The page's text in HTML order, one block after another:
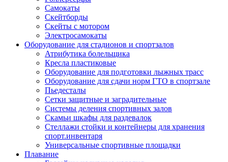
Самокаты
Скейтборды
Скейты с мотором
Электросамокаты
Оборудование для стадионов и спортзалов
Атрибутика болельщика
Кресла пластиковые
Оборудование для подготовки лыжных трасс
Оборудование для сдачи норм ГТО в спортзале
Пьедесталы
Сетки защитные и заградительные
Системы деления спортивных залов
Скамьи шкафы для раздевалок
Стеллажи стойки и контейнеры для хранения
спорт.инвентаря
Универсальные спортивные площадки
Плавание